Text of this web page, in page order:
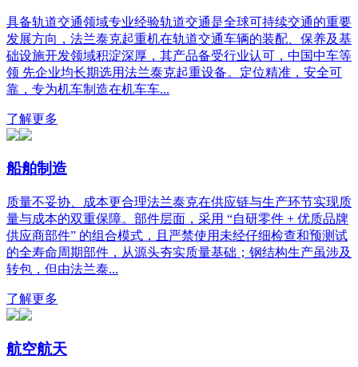
具备轨道交通领域专业经验轨道交通是全球可持续交通的重要
发展方向，法兰泰克起重机在轨道交通车辆的装配、保养及基
础设施开发领域积淀深厚，其产品备受行业认可，中国中车等
领 先企业均长期选用法兰泰克起重设备。定位精准，安全可
靠，专为机车制造在机车车...
了解更多
船舶制造
质量不妥协、成本更合理法兰泰克在供应链与生产环节实现质
量与成本的双重保障。部件层面，采用 “自研零件 + 优质品牌
供应商部件” 的组合模式，且严禁使用未经仔细检查和预测试
的全寿命周期部件，从源头夯实质量基础；钢结构生产虽涉及
转包，但由法兰泰...
了解更多
航空航天